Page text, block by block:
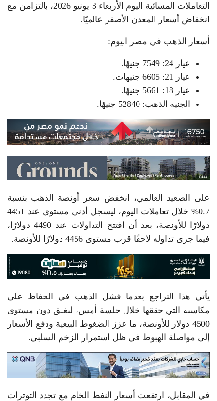
التعاملات المسائية اليوم الأربعاء 3 يونيو 2026، بالتزامن مع
انخفاض أسعار المعدن الأصفر عالميًا.
أسعار الذهب في مصر اليوم:
عيار 24: 7549 جنيهًا.
عيار 21: 6605 جنيهات.
عيار 18: 5661 جنيهًا.
الجنيه الذهب: 52840 جنيهًا.
على الصعيد العالمي، انخفض سعر أونصة الذهب بنسبة
0.7% خلال تعاملات اليوم، ليسجل أدنى مستوى عند 4451
دولارًا للأونصة، بعد أن افتتح التداولات عند 4490 دولارًا،
فيما جرى تداوله لاحقًا قرب مستوى 4456 دولارًا للأونصة.
يأتي هذا التراجع بعدما فشل الذهب في الحفاظ على
مكاسبه التي حققها خلال جلسة أمس، ليغلق دون مستوى
4500 دولار للأونصة، ما عزز الضغوط البيعية ودفع الأسعار
إلى مواصلة الهبوط في ظل استمرار الزخم السلبي.
في المقابل، ارتفعت أسعار النفط الخام مع تجدد التوترات